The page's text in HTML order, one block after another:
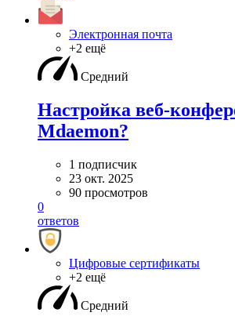
Электронная почта
+2 ещё
Средний
Настройка веб-
Mdaemon?
1 подписчик
23 окт. 2025
90 просмотров
0
ответов
Цифровые сертификаты
+2 ещё
Средний